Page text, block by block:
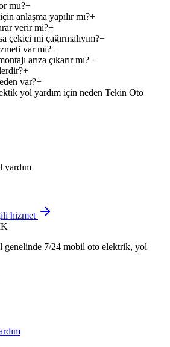
mu?+
anlaşma yapılır mı?+
verir mi?+
çekici mi çağırmalıyım?+
var mı?+
arıza çıkarır mı?+
+
var?+
yol yardım için neden Tekin Oto
yardım
hizmet
genelinde 7/24 mobil oto elektrik, yol